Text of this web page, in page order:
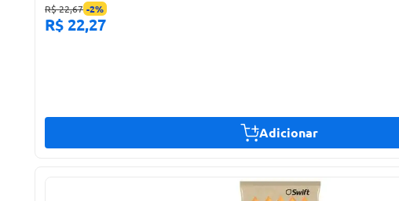
R$ 22,67 -2%
R$ 22,27
Adicionar